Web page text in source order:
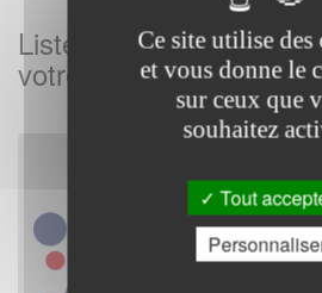
Listes des Agences
votre commune
Ce site utilise des
et vous donne le
sur ceux que
souhaitez
Tout